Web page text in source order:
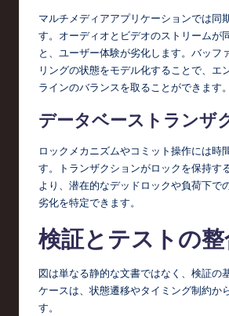
マルチメディアアプリケーションでは同
す。オーディオとビデオのストリームが
と、ユーザー体験が劣化します。バッフ
リングの状態をモデル化することで、エ
ラインのバランスを取ることができます。
データベーストランザ
ロックメカニズムやコミット操作には時
す。トランザクションがロックを保持す
より、潜在的なデッドロックや負荷下で
劣化を特定できます。
検証とテストの
図は単なる静的な文書ではなく、検証の
ケースは、状態遷移やタイミング制約か
す。